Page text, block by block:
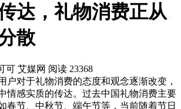
达，礼物消费正从
散
可 艾媒网 阅读 23368
户对于礼物消费的态度和观念逐渐改变，
情感实质的传达。过去中国礼物消费主要
春节、中秋节、端午节等，当前随着节日